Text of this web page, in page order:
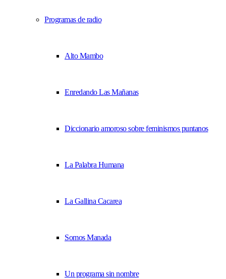
Programas de radio
Alto Mambo
Enredando Las Mañanas
Diccionario amoroso sobre feminismos puntanos
La Palabra Humana
La Gallina Cacarea
Somos Manada
Un programa sin nombre